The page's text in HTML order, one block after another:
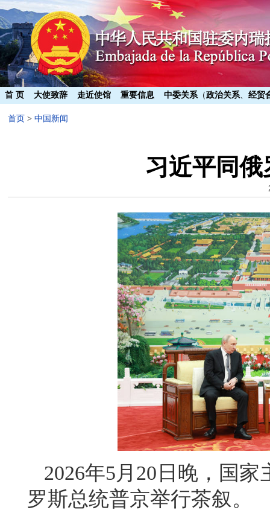
首 页 大使致辞 走近使馆 重要信息 中委关系（政治关系、 经贸
首页 > 中国新闻
习近平同
2026年5月20日晚，国
罗斯总统普京举行茶叙。